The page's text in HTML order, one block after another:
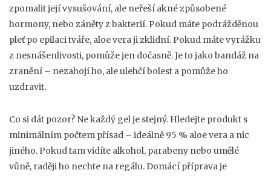
zpomalit její vysušování, ale neřeší akné způsobené
hormony, nebo záněty z bakterií. Pokud máte podrážděnou
pleť po epilaci tváře, aloe vera ji zklidní. Pokud máte vyrážku
z nesnášenlivosti, pomůže jen dočasně. Je to jako bandáž na
zranění – nezahojí ho, ale ulehčí bolest a pomůže ho
uzdravit.
Co si dát pozor? Ne každý gel je stejný. Hledejte produkt s
minimálním počtem přísad – ideálně 95 % aloe vera a nic
jiného. Pokud tam vidíte alkohol, parabeny nebo umělé
vůně, raději ho nechte na regálu. Domácí příprava je